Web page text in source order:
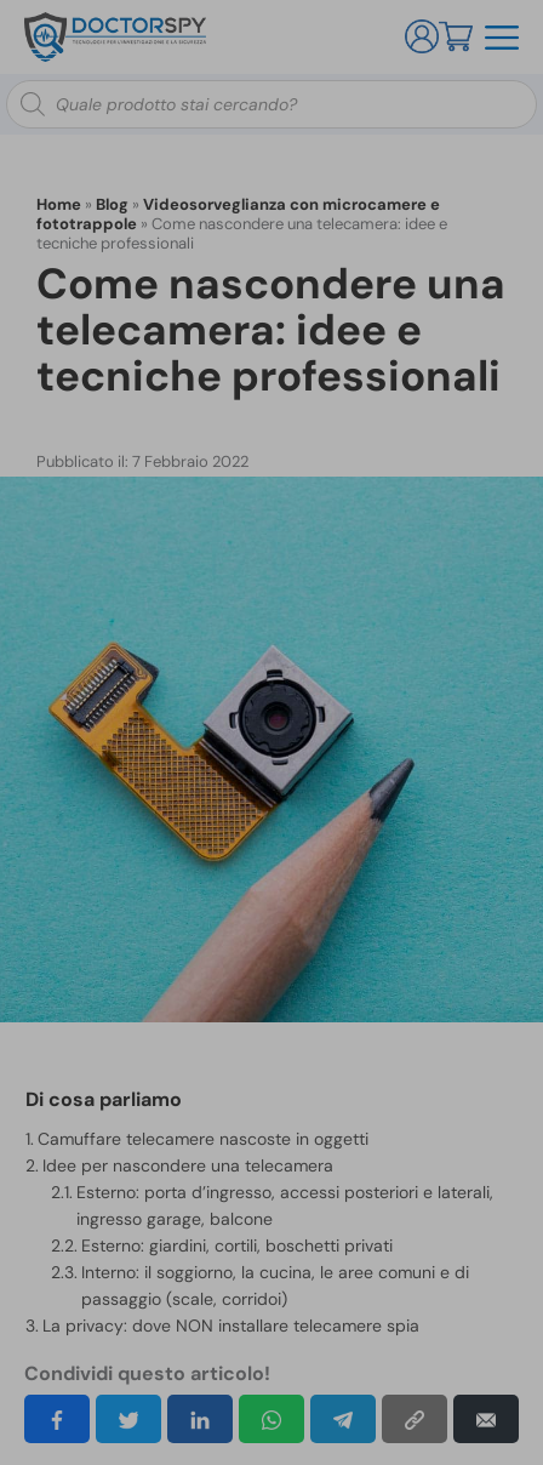
Ricerca
prodotti
Home » Blog » Videosorveglianza con microcamere e
fototrappole » Come nascondere una telecamera: idee e
tecniche professionali
Come nascondere una
telecamera: idee e
tecniche professionali
Pubblicato il: 7 Febbraio 2022
Di cosa parliamo
Camuffare telecamere nascoste in oggetti
Idee per nascondere una telecamera
Esterno: porta d’ingresso, accessi posteriori e laterali,
ingresso garage, balcone
Esterno: giardini, cortili, boschetti privati
Interno: il soggiorno, la cucina, le aree comuni e di
passaggio (scale, corridoi)
La privacy: dove NON installare telecamere spia
Condividi questo articolo!